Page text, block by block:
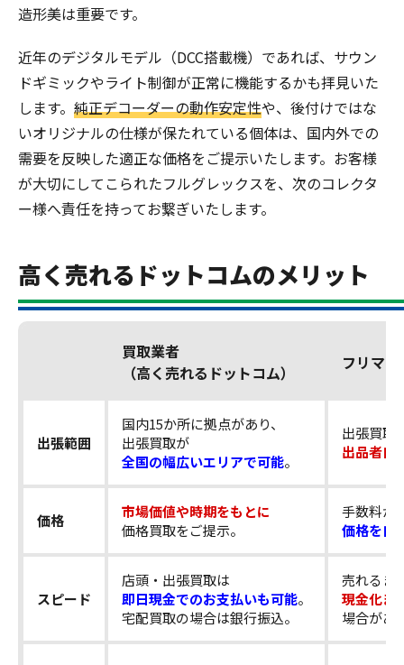
造形美は重要です。
近年のデジタルモデル（DCC搭載機）であれば、サウン
ドギミックやライト制御が正常に機能するかも拝見いた
します。 純正デコーダーの動作安定性や、後付けではな
いオリジナルの仕様が保たれている個体は、国内外での
需要を反映した適正な価格をご提示いたします。お客様
が大切にしてこられたフルグレックスを、次のコレクタ
ー様へ責任を持ってお繋ぎいたします。
高く売れるドットコムのメリット
買取業者
（高く売れるドットコム）
フリマ
出張範囲
国内15か所に拠点があり、
出張買取が
全国の幅広いエリアで可能。
出張買取
出品者自
価格
市場価値や時期をもとに
価格買取をご提示。
手数料が
価格を自
スピード
店頭・出張買取は
即日現金でのお支払いも可能。
宅配買取の場合は銀行振込。
売れるま
現金化ま
場合があ